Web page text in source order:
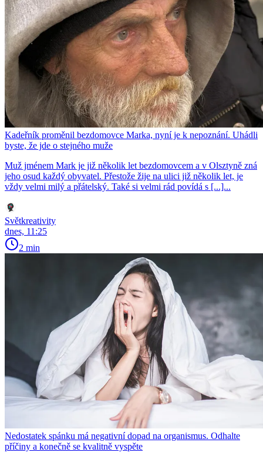
Kadeřník proměnil bezdomovce Marka, nyní je k nepoznání. Uhádli
byste, že jde o stejného muže
Muž jménem Mark je již několik let bezdomovcem a v Olsztyně zná
jeho osud každý obyvatel. Přestože žije na ulici již několik let, je
vždy velmi milý a přátelský. Také si velmi rád povídá s [...]...
Světkreativity
dnes, 11:25
2 min
Nedostatek spánku má negativní dopad na organismus. Odhalte
příčiny a konečně se kvalitně vyspěte